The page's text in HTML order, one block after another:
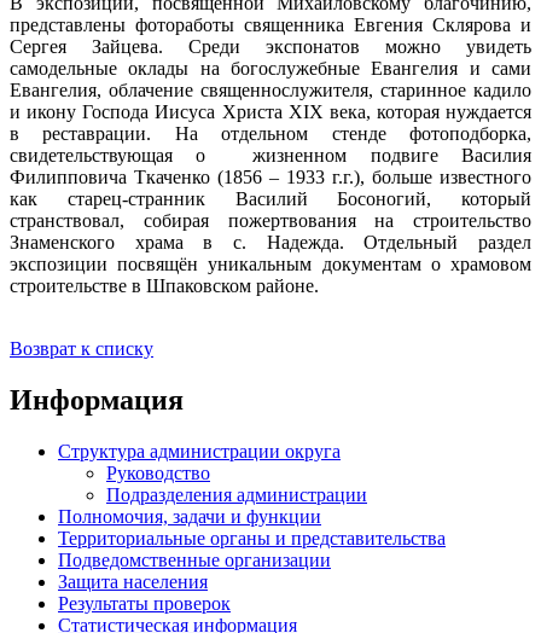
представлены фотоработы священника Евгения Склярова и
Сергея Зайцева. Среди экспонатов можно увидеть
самодельные оклады на богослужебные Евангелия и сами
Евангелия, облачение священнослужителя, старинное кадило
и икону Господа Иисуса Христа XIX века, которая нуждается
в реставрации. На отдельном стенде фотоподборка,
свидетельствующая о жизненном подвиге Василия
Филипповича Ткаченко (1856 – 1933 г.г.), больше известного
как старец-странник Василий Босоногий, который
странствовал, собирая пожертвования на строительство
Знаменского храма в с. Надежда. Отдельный раздел
экспозиции посвящён уникальным документам о храмовом
строительстве в Шпаковском районе.
Возврат к списку
Информация
Структура администрации округа
Руководство
Подразделения администрации
Полномочия, задачи и функции
Территориальные органы и представительства
Подведомственные организации
Защита населения
Результаты проверок
Статистическая информация